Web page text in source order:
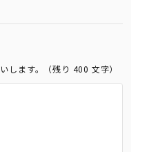
します。（残り 400 文字）